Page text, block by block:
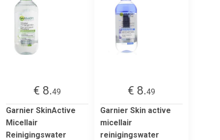
€ 8.49
Garnier SkinActive
Micellair
Reinigingswater
€ 8.49
Garnier Skin active
micellair
reinigingswater